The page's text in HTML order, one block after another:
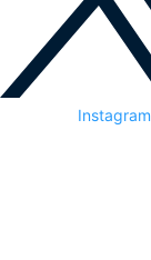
Instagram